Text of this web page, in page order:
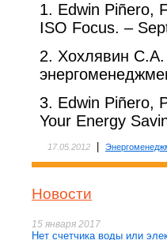
1. Edwin Piñero,
ISO Focus. –
2. Хохлявин С.А.
3. Edwin Piñero,
Your Energy
17.05.2012 |
Новости
15 января 2017
Нет счетчика воды или